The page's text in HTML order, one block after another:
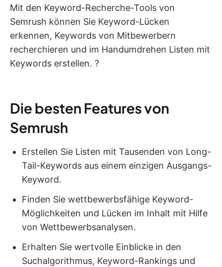
Mit den Keyword-Recherche-Tools von
Semrush können Sie Keyword-Lücken
erkennen, Keywords von Mitbewerbern
recherchieren und im Handumdrehen Listen mit
Keywords erstellen. ?
Die besten Features von
Semrush
Erstellen Sie Listen mit Tausenden von Long-
Tail-Keywords aus einem einzigen Ausgangs-
Keyword.
Finden Sie wettbewerbsfähige Keyword-
Möglichkeiten und Lücken im Inhalt mit Hilfe
von Wettbewerbsanalysen.
Erhalten Sie wertvolle Einblicke in den
Suchalgorithmus, Keyword-Rankings und